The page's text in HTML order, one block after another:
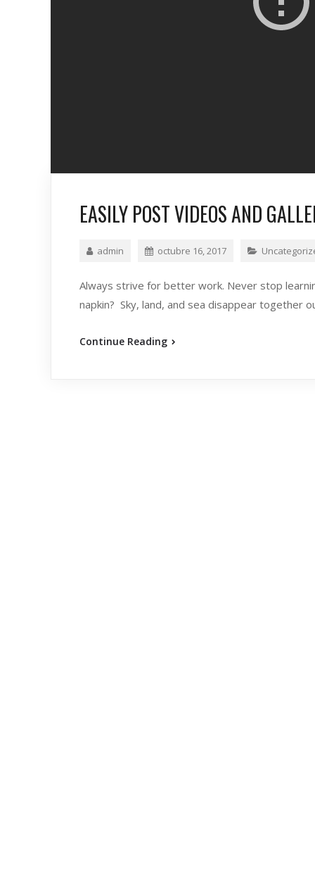
EASILY POST VIDEOS AND
admin octubre 16, 2017
Always strive for better work. Never stop
napkin? Sky, land, and sea disappear together
Continue Reading